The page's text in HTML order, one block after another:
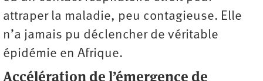
attraper la maladie, peu contagieuse. Elle
n’a jamais pu déclencher de véritable
épidémie en Afrique.
Accélération de l’émergence de